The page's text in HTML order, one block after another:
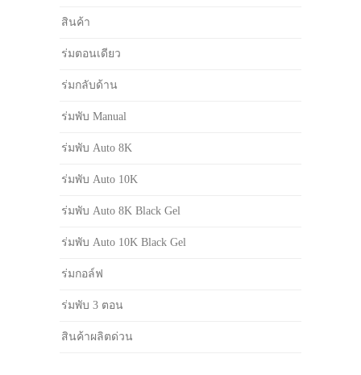
สินค้า
ร่มตอนเดียว
ร่มกลับด้าน
ร่มพับ Manual
ร่มพับ Auto 8K
ร่มพับ Auto 10K
ร่มพับ Auto 8K Black Gel
ร่มพับ Auto 10K Black Gel
ร่มกอล์ฟ
ร่มพับ 3 ตอน
สินค้าผลิตด่วน